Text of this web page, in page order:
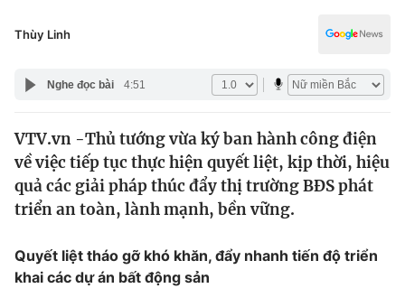
Tin tức
Thế giới đó đây
Câu chuyện quốc tế
Kinh tế
Tài chính
Góc doanh nghiệp
Dữ liệu và đời sống
Truyền hình
Giáo dục
Thùy Linh
Nghe đọc bài 4:51
VTV.vn -Thủ tướng vừa ký ban hành công điện
về việc tiếp tục thực hiện quyết liệt, kịp thời, hiệu
quả các giải pháp thúc đẩy thị trường BĐS phát
triển an toàn, lành mạnh, bền vững.
Quyết liệt tháo gỡ khó khăn, đẩy nhanh tiến độ triển
khai các dự án bất động sản